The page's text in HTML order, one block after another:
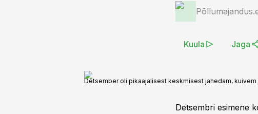
Kuula Jaga
Detsember oli pikaajalisest keskmisest jahedam, kuivem
Detsembri esimene